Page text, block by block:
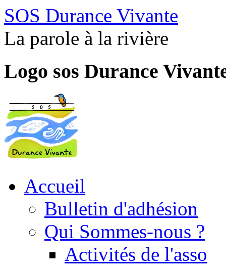
SOS Durance Vivante
La parole à la rivière
Logo sos Durance
Accueil
Bulletin d'adhésion
Qui Sommes-nous ?
Activités de l'asso